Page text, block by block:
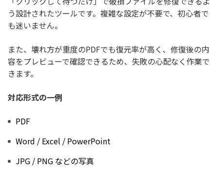
う設計されたツールです。複雑な設定が不要で、初心者で
も迷いません。
また、壊れ方が重度のPDFでも復元率が高く、修復後の内
容をプレビューで確認できるため、失敗の心配なく作業で
きます。
対応形式の一例
PDF
Word / Excel / PowerPoint
JPG / PNG などの写真